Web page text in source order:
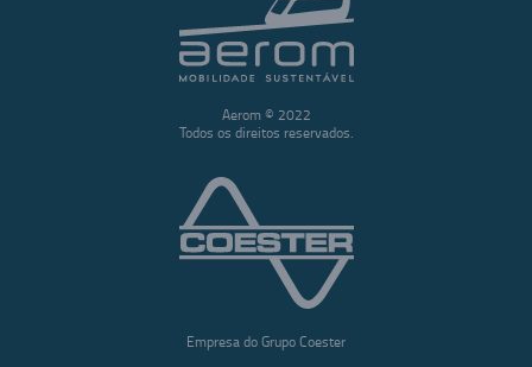
Aerom © 2022
Todos os direitos reservados.
Empresa do Grupo Coester